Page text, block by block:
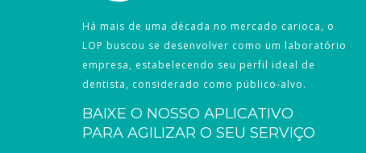
Há mais de uma década no mercado carioca, o
LOP buscou se desenvolver como um laboratório
empresa, estabelecendo seu perfil ideal de
dentista, considerado como público-alvo.
BAIXE O NOSSO APLICATIVO
PARA AGILIZAR O SEU SERVIÇO